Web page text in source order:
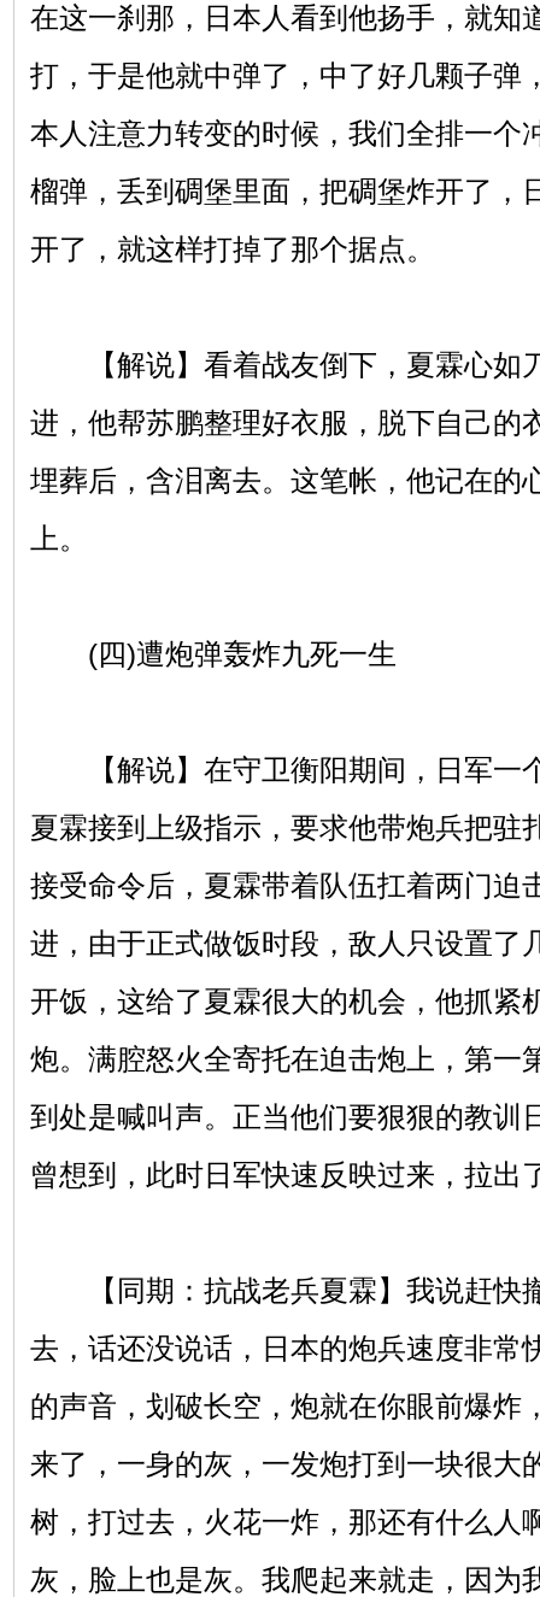
在这一刹那，日本人看到他扬手，就知
打，于是他就中弹了，中了好几颗子弹
本人注意力转变的时候，我们全排一个
榴弹，丢到碉堡里面，把碉堡炸开了，
开了，就这样打掉了那个据点。
【解说】看着战友倒下，夏霖心如
进，他帮苏鹏整理好衣服，脱下自己的
埋葬后，含泪离去。这笔帐，他记在的
上。
(四)遭炮弹轰炸九死一生
【解说】在守卫衡阳期间，日军一
夏霖接到上级指示，要求他带炮兵把驻
接受命令后，夏霖带着队伍扛着两门迫
进，由于正式做饭时段，敌人只设置了
开饭，这给了夏霖很大的机会，他抓紧
炮。满腔怒火全寄托在迫击炮上，第一
到处是喊叫声。正当他们要狠狠的教训
曾想到，此时日军快速反映过来，拉出
【同期：抗战老兵夏霖】我说赶快
去，话还没说话，日本的炮兵速度非常
的声音，划破长空，炮就在你眼前爆炸
来了，一身的灰，一发炮打到一块很大
树，打过去，火花一炸，那还有什么人
灰，脸上也是灰。我爬起来就走，因为